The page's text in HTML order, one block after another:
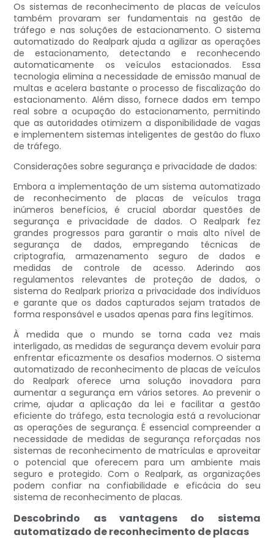
Os sistemas de reconhecimento de placas de veículos
também provaram ser fundamentais na gestão de
tráfego e nas soluções de estacionamento. O sistema
automatizado do Realpark ajuda a agilizar as operações
de estacionamento, detectando e reconhecendo
automaticamente os veículos estacionados. Essa
tecnologia elimina a necessidade de emissão manual de
multas e acelera bastante o processo de fiscalização do
estacionamento. Além disso, fornece dados em tempo
real sobre a ocupação do estacionamento, permitindo
que as autoridades otimizem a disponibilidade de vagas
e implementem sistemas inteligentes de gestão do fluxo
de tráfego.
Considerações sobre segurança e privacidade de dados:
Embora a implementação de um sistema automatizado
de reconhecimento de placas de veículos traga
inúmeros benefícios, é crucial abordar questões de
segurança e privacidade de dados. O Realpark fez
grandes progressos para garantir o mais alto nível de
segurança de dados, empregando técnicas de
criptografia, armazenamento seguro de dados e
medidas de controle de acesso. Aderindo aos
regulamentos relevantes de proteção de dados, o
sistema do Realpark prioriza a privacidade dos indivíduos
e garante que os dados capturados sejam tratados de
forma responsável e usados ​​apenas para fins legítimos.
À medida que o mundo se torna cada vez mais
interligado, as medidas de segurança devem evoluir para
enfrentar eficazmente os desafios modernos. O sistema
automatizado de reconhecimento de placas de veículos
do Realpark oferece uma solução inovadora para
aumentar a segurança em vários setores. Ao prevenir o
crime, ajudar a aplicação da lei e facilitar a gestão
eficiente do tráfego, esta tecnologia está a revolucionar
as operações de segurança. É essencial compreender a
necessidade de medidas de segurança reforçadas nos
sistemas de reconhecimento de matrículas e aproveitar
o potencial que oferecem para um ambiente mais
seguro e protegido. Com o Realpark, as organizações
podem confiar na confiabilidade e eficácia do seu
sistema de reconhecimento de placas.
Descobrindo as vantagens do sistema
automatizado de reconhecimento de placas